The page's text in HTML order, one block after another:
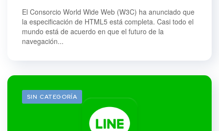
El Consorcio World Wide Web (W3C) ha anunciado que
la especificación de HTML5 está completa. Casi todo el
mundo está de acuerdo en que el futuro de la
navegación...
SIN CATEGORÍA